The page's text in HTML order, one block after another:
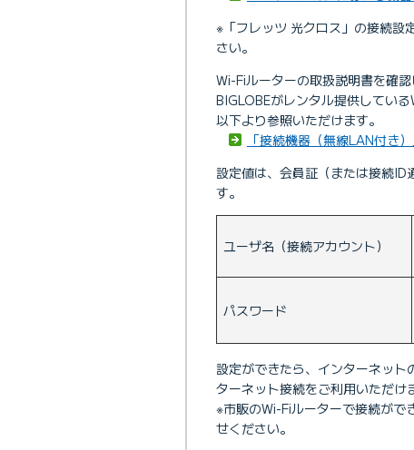
※「フレッツ 光クロス」の接続
さい。
Wi-Fiルーターの取扱説明書を確認
BIGLOBEがレンタル提供してい
以下より参照いただけます。
「接続機器（無線LAN付き
設定値は、会員証（または接続ID
す。
ユーザ名（接続アカウント）
パスワード
設定ができたら、インターネット
ターネット接続をご利用いただけ
※市販のWi-Fiルーターで接続がで
せください。